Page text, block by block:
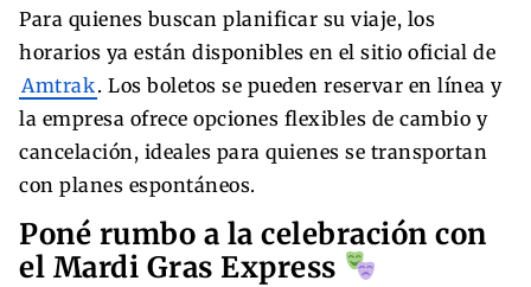
Para quienes buscan planificar su viaje, los
horarios ya están disponibles en el sitio oficial de
Amtrak. Los boletos se pueden reservar en línea y
la empresa ofrece opciones flexibles de cambio y
cancelación, ideales para quienes se transportan
con planes espontáneos.
Poné rumbo a la celebración con
el Mardi Gras Express